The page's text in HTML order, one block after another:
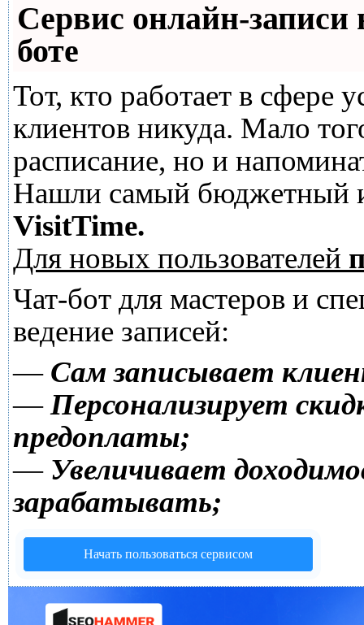
Сервис онлайн-записи
боте
Тот, кто работает в сфере
клиентов никуда. Мало
расписание, но и
Нашли самый бюджетный
VisitTime.
Для новых пользователей
Чат-бот для мастеров и
ведение записей:
— Сам записывает
—Персонализирует
предоплаты;
— Увеличивает
зарабатывать;
Начать пользоваться сервисом